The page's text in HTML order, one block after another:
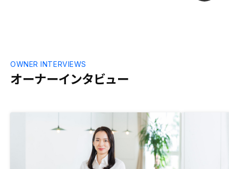
オーナーインタビュー
OWNER INTERVIEWS